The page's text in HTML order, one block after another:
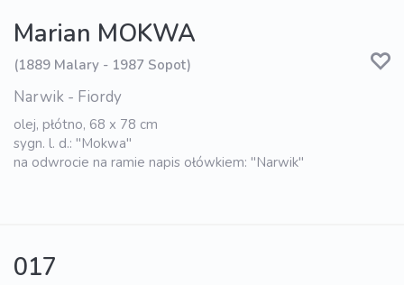
Marian MOKWA
(1889 Malary - 1987 Sopot)
Narwik - Fiordy
olej, płótno, 68 x 78 cm
sygn. l. d.: "Mokwa"
na odwrocie na ramie napis ołówkiem: "Narwik"
017